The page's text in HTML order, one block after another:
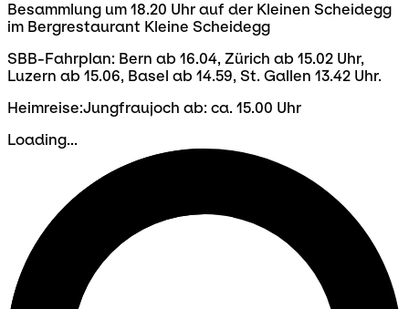
Besammlung um 18.20 Uhr auf der Kleinen Scheidegg
im Bergrestaurant Kleine Scheidegg
SBB-Fahrplan: Bern ab 16.04, Zürich ab 15.02 Uhr,
Luzern ab 15.06, Basel ab 14.59, St. Gallen 13.42 Uhr.
Heimreise:Jungfraujoch ab: ca. 15.00 Uhr
Loading...